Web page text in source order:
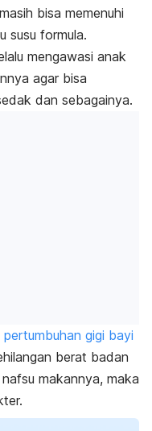
bisa memenuhi
susu formula.
mengawasi anak
agar bisa
dan sebagainya.
gigi bayi
berat badan
makannya, maka